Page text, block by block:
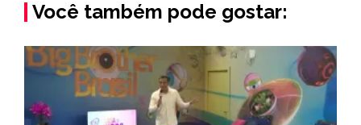
Você também pode gostar: